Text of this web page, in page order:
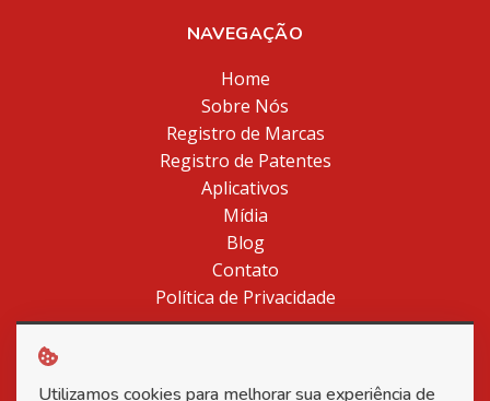
NAVEGAÇÃO
Home
Sobre Nós
Registro de Marcas
Registro de Patentes
Aplicativos
Mídia
Blog
Contato
Política de Privacidade
Utilizamos cookies para melhorar sua experiência de